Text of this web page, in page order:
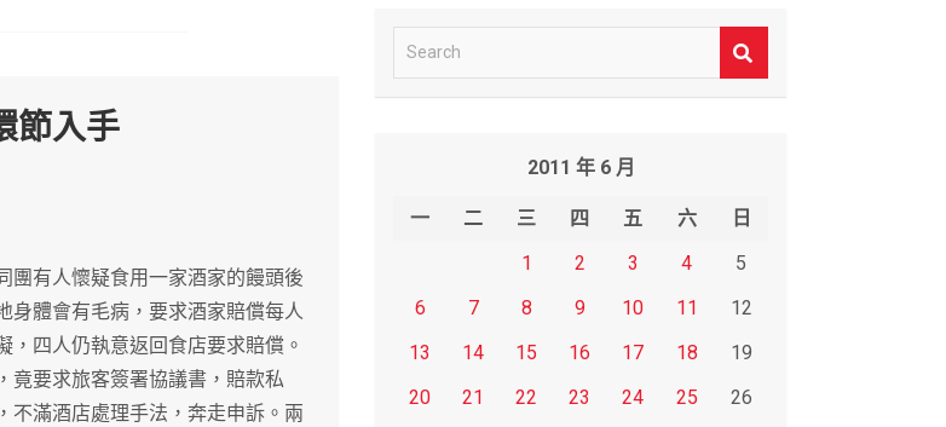
節入手
團有人懷疑食用一家酒家的饅頭後
身體會有毛病，要求酒家賠償每人
四人仍執意返回食店要求賠償。
竟要求旅客簽署協議書，賠款私
不滿酒店處理手法，奔走申訴。兩
e
2011 年 6 月
一 二 三 四 五 六
日
1
2 3 4
5
6
7 8 9 10 11
12
13
14 15 16 17 18
19
20
21 22 23 24 25
26